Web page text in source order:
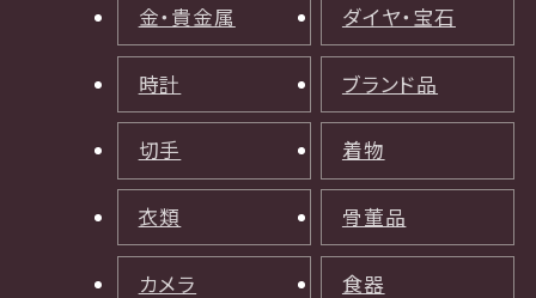
金・貴金属 ダイヤ・宝石
時計 ブランド品
切手 着物
衣類 骨董品
カメラ 食器